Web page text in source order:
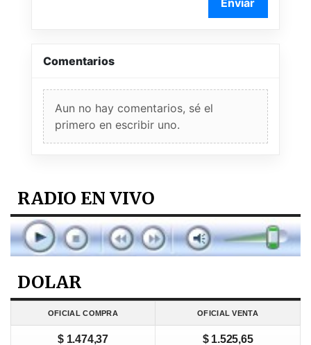
Comentarios
Aun no hay comentarios, sé el
primero en escribir uno.
RADIO EN VIVO
DOLAR
OFICIAL COMPRA OFICIAL VENTA
$ 1.474,37 $ 1.525,65